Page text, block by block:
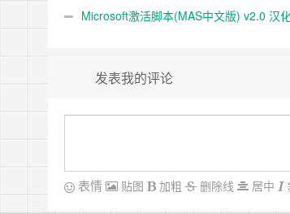
Microsoft激活脚本(MAS中文版) v2.0 汉
发表我的评论
表情 贴图 加粗 删除线 居中